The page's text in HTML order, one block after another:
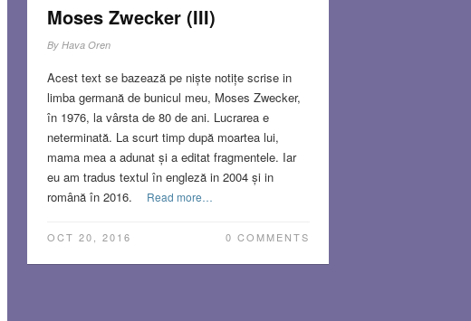
Moses Zwecker (III)
By Hava Oren
Acest text se bazează pe niște notițe scrise in
limba germană de bunicul meu, Moses Zwecker,
în 1976, la vârsta de 80 de ani. Lucrarea e
neterminată. La scurt timp după moartea lui,
mama mea a adunat și a editat fragmentele. Iar
eu am tradus textul în engleză in 2004 și in
română în 2016.
Read more…
OCT 20, 2016 0 COMMENTS